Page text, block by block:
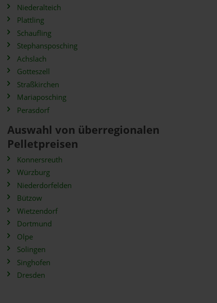
Niederalteich
Plattling
Schaufling
Stephansposching
Achslach
Gotteszell
Straßkirchen
Mariaposching
Perasdorf
Auswahl von überregionalen
Pelletpreisen
Konnersreuth
Würzburg
Niederdorfelden
Bützow
Wietzendorf
Dortmund
Olpe
Solingen
Singhofen
Dresden